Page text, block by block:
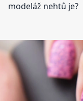
modeláž nehtů je?